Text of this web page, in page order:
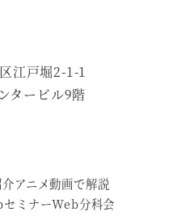
江戸堀2-1-1
ビル9階
アニメ動画で解説
ミナーWeb分科会